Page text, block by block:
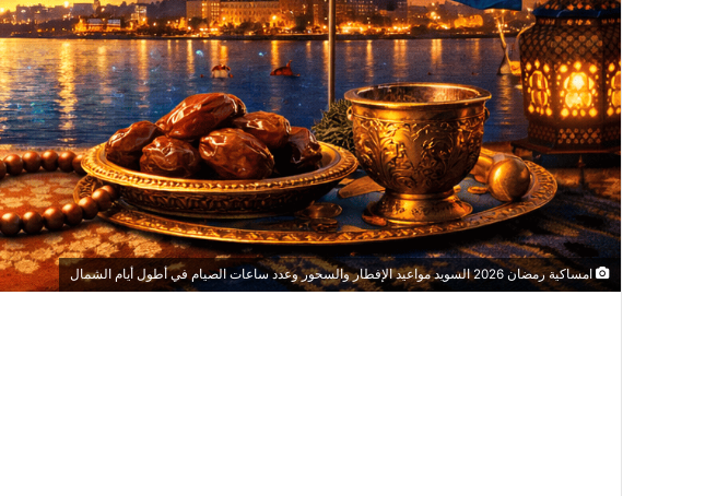
امساكية رمضان 2026 السويد مواعيد الإفطار والسحور وعدد ساعات الصيام في أطول أيام الشمال